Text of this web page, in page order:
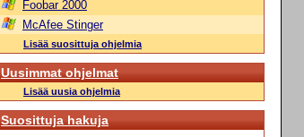
Foobar 2000
McAfee Stinger
Lisää suosittuja ohjelmia
Uusimmat ohjelmat
Lisää uusia ohjelmia
Suosittuja hakuja